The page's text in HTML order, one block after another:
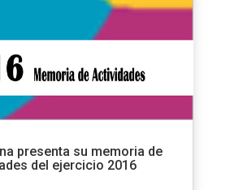
presenta su memoria de
del ejercicio 2016